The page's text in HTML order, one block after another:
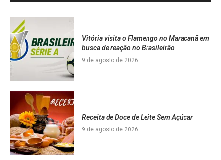
Vitória visita o Flamengo no Maracanã em
busca de reação no Brasileirão
9 de agosto de 2026
Receita de Doce de Leite Sem Açúcar
9 de agosto de 2026